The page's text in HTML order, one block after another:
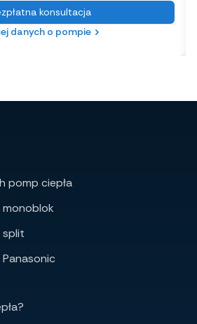
konsultacja
danych o pompie
pomp ciepła
monoblok
split
Panasonic